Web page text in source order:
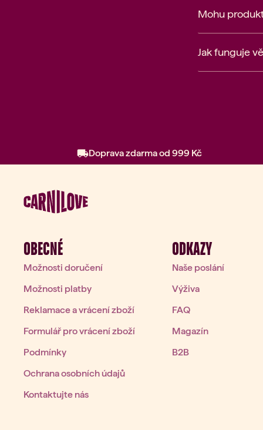
Mohu
Jak funguje
Doprava zdarma od 999 Kč
OBECNÉ
Možnosti doručení
Možnosti platby
Reklamace a vrácení zboží
Formulář pro vrácení zboží
Podmínky
Ochrana osobních údajů
Kontaktujte nás
ODKAZY
Naše poslání
Výživa
FAQ
Magazín
B2B